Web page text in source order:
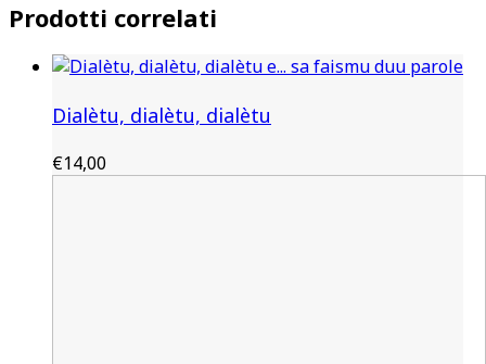
Prodotti correlati
Dialètu, dialètu, dialètu
€14,00